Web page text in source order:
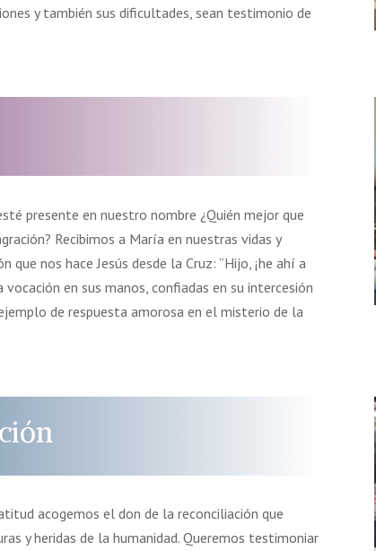
y también sus dificultades, sean testimonio de
presente en nuestro nombre ¿Quién mejor que
Recibimos a María en nuestras vidas y
nos hace Jesús desde la Cruz: “Hijo, ¡he ahí a
vocación en sus manos, confiadas en su intercesión
de respuesta amorosa en el misterio de la
acogemos el don de la reconciliación que
y heridas de la humanidad. Queremos testimoniar